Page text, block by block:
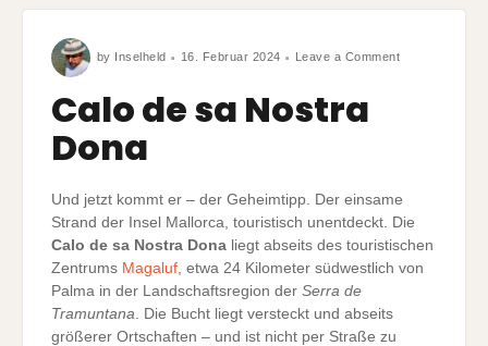
by Inselheld 16. Februar 2024 Leave a CommentCalo
Calo de sa Nostra
Dona
Und jetzt kommt er – der Geheimtipp. Der einsame
Strand der Insel Mallorca, touristisch unentdeckt. Die
Calo de sa Nostra Donaliegt abseits des touristischen
Zentrums Magaluf, etwa 24 Kilometer südwestlich von
Palma in der Landschaftsregion der Serra de
Tramuntana . Die Bucht liegt versteckt und abseits
größerer Ortschaften – und ist nicht per Straße zu